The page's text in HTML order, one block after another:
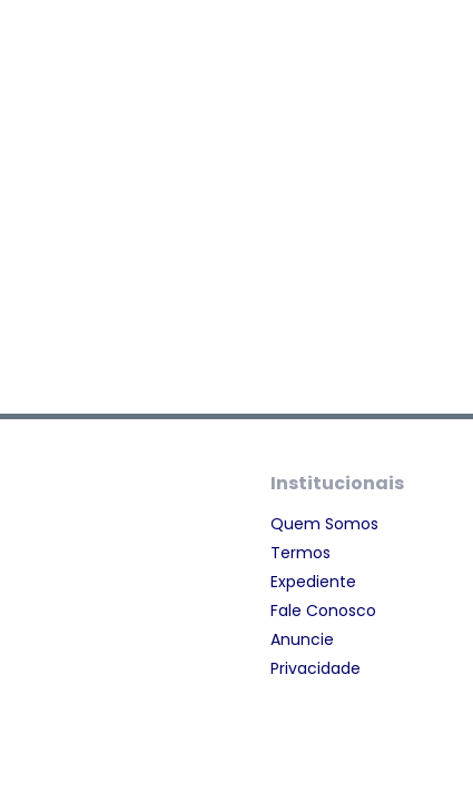
Institucionais
Quem Somos
Termos
Expediente
Fale Conosco
Anuncie
Privacidade